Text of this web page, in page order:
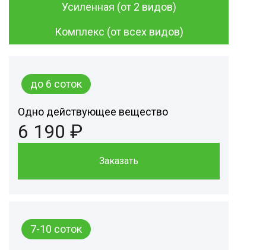
Усиленная (от 2 видов)
Комплекс (от всех видов)
до 6 соток
Одно действующее вещество
6 190 ₽
Заказать
7-10 соток